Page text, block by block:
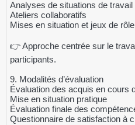
Analyses de situations de travail
Ateliers collaboratifs
Mises en situation et jeux de rôle
👉 Approche centrée sur le
participants.
9. Modalités d’évaluation
Évaluation des acquis en cours
Mise en situation pratique
Évaluation finale des
Questionnaire de satisfaction à